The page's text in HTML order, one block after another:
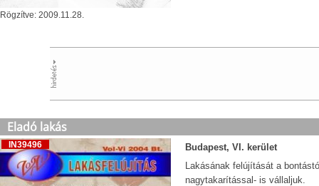
Rögzítve: 2009.11.28.
Eladó lakás
IN39496
Budapest, VI. kerület
Lakásának felújítását a
nagytakarítással- is vállaljuk.